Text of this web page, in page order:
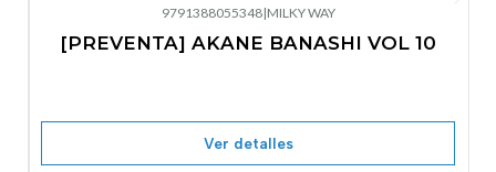
No disponible
9791388055348|MILKY WAY
[PREVENTA] AKANE BANASHI VOL 10
Ver detalles